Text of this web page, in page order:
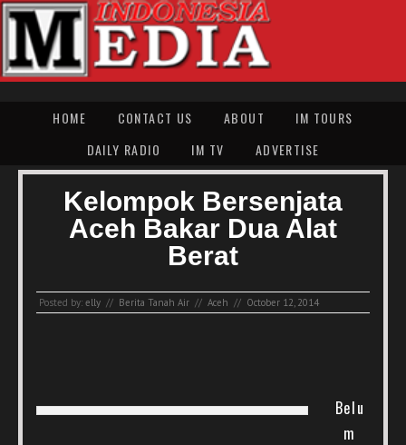
HOME CONTACT US ABOUT
IM TOURS
DAILY RADIO
IM TV ADVERTISE
Kelompok Bersenjata
Aceh Bakar Dua Alat
Berat
Posted by: elly // Berita Tanah Air // Aceh // October 12, 2014
Belu
m